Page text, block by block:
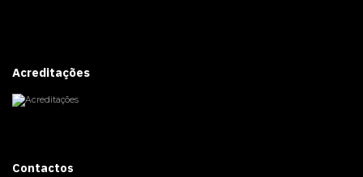
Acreditações
Contactos